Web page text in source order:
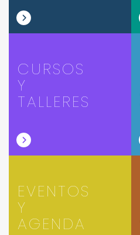
CURSOS
Y
TALLERES
EVENTOS
Y
AGENDA